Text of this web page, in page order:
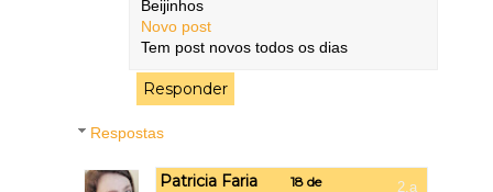
Beijinhos
Novo post
Tem post novos todos os dias
Responder
Respostas
Patricia Faria
18 de